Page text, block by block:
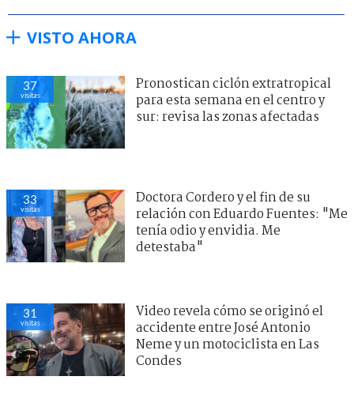
VISTO AHORA
37
visitas
Pronostican ciclón extratropical
para esta semana en el centro y
sur: revisa las zonas afectadas
33
visitas
Doctora Cordero y el fin de su
relación con Eduardo Fuentes: "Me
tenía odio y envidia. Me
detestaba"
31
visitas
Video revela cómo se originó el
accidente entre José Antonio
Neme y un motociclista en Las
Condes